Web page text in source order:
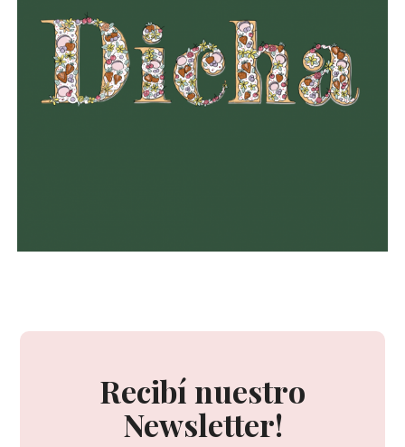
Recibí nuestro
Newsletter!